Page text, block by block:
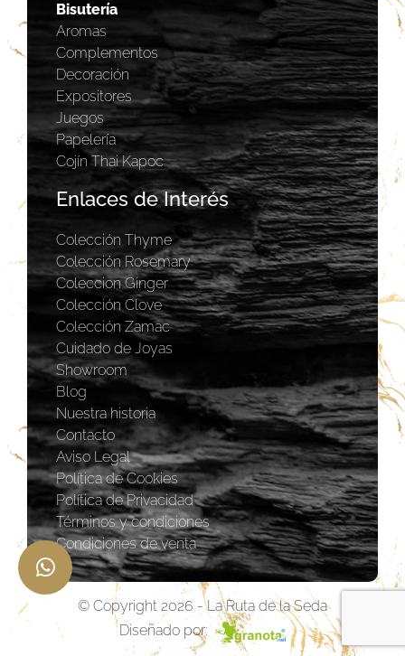
Bisutería
Aromas
Complementos
Decoración
Expositores
Juegos
Papelería
Cojín Thai Kapoc
Enlaces de Interés
Colección Thyme
Colección Rosemary
Coleccion Ginger
Colección Clove
Colección Zamac
Cuidado de Joyas
Showroom
Blog
Nuestra historia
Contacto
Aviso Legal
Política de Cookies
Política de Privacidad
Términos y condiciones
Condiciones de venta
© Copyright 2026 - La Ruta de la Seda
Diseñado por: